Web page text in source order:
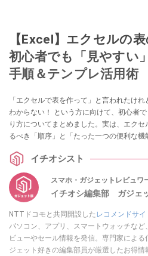
【Excel】エクセルの
初心者でも「見やすい
手順＆テンプレ活用術
「エクセルで表を作って」と言われたけ
わからない！ という方に向けて、初心者
り方についてまとめました。実は、エク
るべき「順序」と「たった一つの便利な機
考にしてみてくださいね。
イチオシスト
スマホ・ガジェットレビュワ
イチオシ編集部 ガジェ
NTTドコモと共同開設した レコメンドサイ
パソコン、アプリ、スマートウォッチな
ビューやセール情報を発信。専門家によ
ジェット好きの編集部員が厳選したお得情